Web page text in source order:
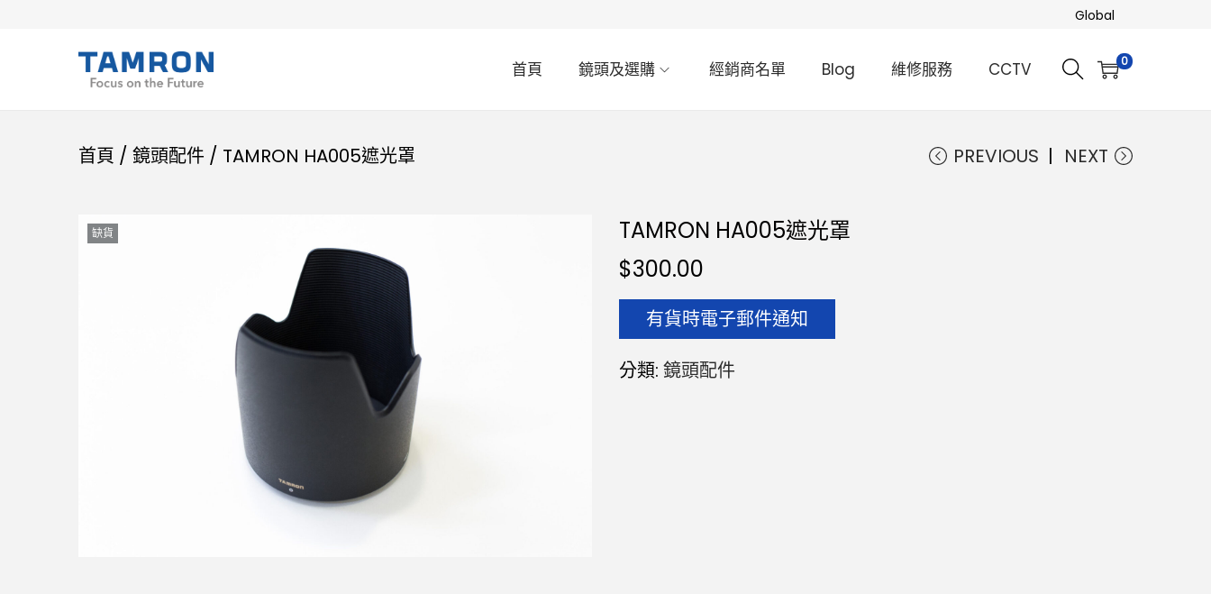
Global
首頁 鏡頭及選購 經銷商名單 Blog 維修服務 CCTV 0
首頁 / 鏡頭配件 / TAMRON HA005遮光罩 PREVIOUS NEXT
缺貨
TAMRON HA005遮光罩
$300.00
有貨時電子郵件通知
分類: 鏡頭配件